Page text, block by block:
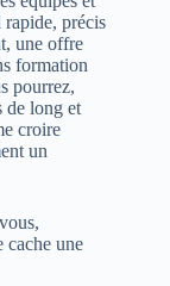
précis
une offre
formation
pourrez,
de long et
croire
un
cache une